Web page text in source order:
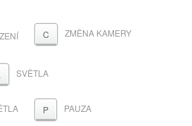
C ZMĚNA KAMERY
SVĚTLA
P PAUZA